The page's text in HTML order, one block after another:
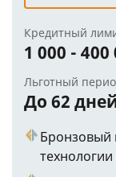
Кредитный
1 000 - 400
Льготный
До 62
Бронзовый